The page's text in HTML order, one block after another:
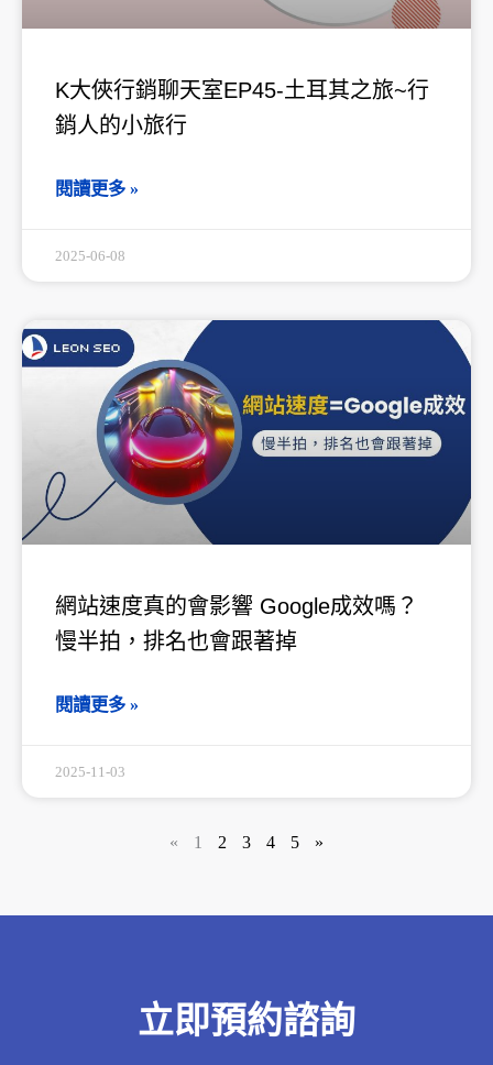
K大俠行銷聊天室EP45-土耳其之旅~行
銷人的小旅行
閱讀更多 »
2025-06-08
網站速度真的會影響 Google成效嗎？
慢半拍，排名也會跟著掉
閱讀更多 »
2025-11-03
« 1 2 3 4 5 »
立即預約諮詢